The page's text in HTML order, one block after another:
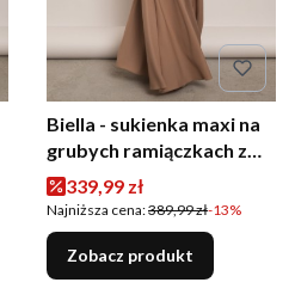
Biella - sukienka maxi na
grubych ramiączkach z
rozcięciem i różami
karmelowa
Cena promocyjna
339,99 zł
Najniższa cena:389,99 zł-13%
Zobacz produkt